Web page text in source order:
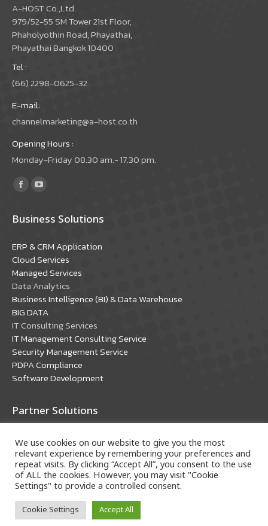
A-HOST Co.,Ltd.
979/52-55 SM Tower 21st Floor,
Phaholyothin Road, Phayathai,
Phayathai Bangkok 10400
Tel :
(66) 2298-0625-32
E-mail:
channelmarketing@a-host.co.th
Opening Hours :
Monday-Friday 08.30 am.- 17.30 pm.
Find us on:
Facebook
opens
new
window
YouTube
opens
new
window
Business Solutions
ERP & CRM Application
Cloud Services
Managed Services
Data Analytics
Business Intelligence (BI) & Data Warehouse
BIG DATA
IT Consulting Services
IT Management Consulting Service
Security Management Service
PDPA Compliance
Software Development
Partner Solutions
Oracle Solutions
Microsoft Solutions
Copyright © 2018 A-HOST Company Limited. All rights
We use cookies on our website to give you the most
relevant experience by remembering your preferences and
repeat visits. By clicking “Accept All”, you consent to the use
of ALL the cookies. However, you may visit "Cookie
Settings" to provide a controlled consent.
Cookie Settings Accept All